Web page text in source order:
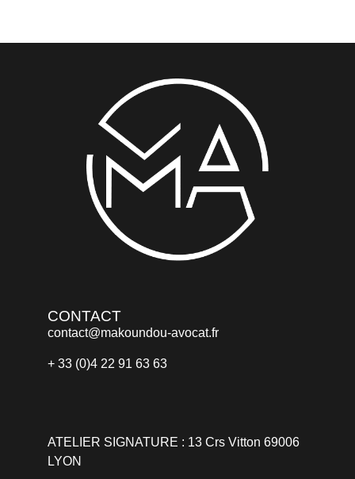
CONTACT
contact@makoundou-avocat.fr
+ 33 (0)4 22 91 63 63
ATELIER SIGNATURE : 13 Crs Vitton 69006
LYON